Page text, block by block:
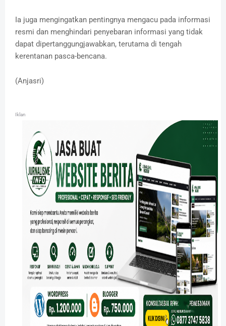
Ia juga mengingatkan pentingnya mengacu pada informasi
resmi dan menghindari penyebaran informasi yang tidak
dapat dipertanggungjawabkan, terutama di tengah
kerentanan pasca-bencana.
(Anjasri)
Iklan